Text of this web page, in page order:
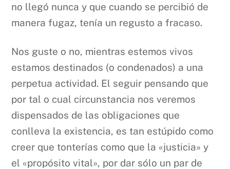
no llegó nunca y que cuando se percibió de
manera fugaz, tenía un regusto a fracaso.
Nos guste o no, mientras estemos vivos
estamos destinados (o condenados) a una
perpetua actividad. El seguir pensando que
por tal o cual circunstancia nos veremos
dispensados de las obligaciones que
conlleva la existencia, es tan estúpido como
creer que tonterías como que la «justicia» y
el «propósito vital», por dar sólo un par de